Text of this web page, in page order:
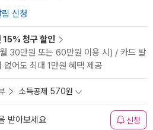
신청
15% 청구 할인
30만원 또는 60만원 이용 시) / 카드 발
어도 최대 1만원 혜택 제공
소득공제 570원
받아보세요 신청